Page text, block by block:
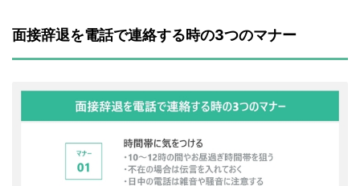
面接辞退を電話で連絡する時の3つのマナー